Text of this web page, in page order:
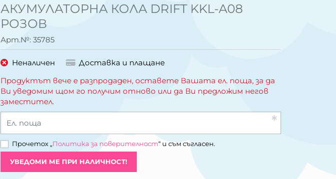
АКУМУЛАТОРНА КОЛА DRIFT KKL-A08
РОЗОВ
Арт.№: 35785
Неналичен
Доставка и плащане
Продуктът вече е разпродаден, оставете Вашата ел. поща, за да
Ви уведомим щом го получим отново или да Ви предложим негов
заместител.
Ел. поща
Прочетох „Политика за поверителност“ и съм съгласен.
УВЕДОМИ МЕ ПРИ НАЛИЧНОСТ!